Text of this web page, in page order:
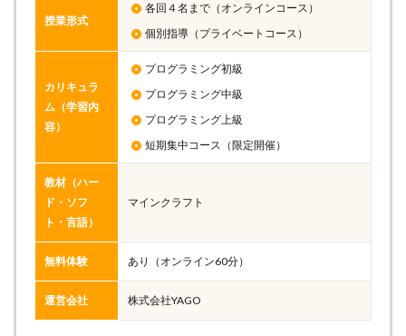
授業形式
各回４名まで（オンラインコース）
個別指導（プライベートコース）
カリキュラ
ム（学習内
容）
プログラミング初級
プログラミング中級
プログラミング上級
短期集中コース（限定開催）
教材（ハー
ド・ソフ
ト・言語）
マインクラフト
無料体験 あり（オンライン60分）
運営会社 株式会社YAGO